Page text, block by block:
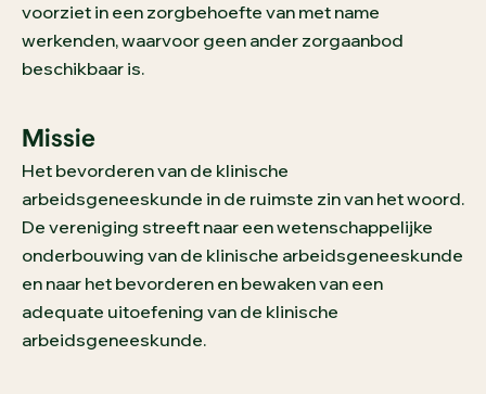
voorziet in een zorgbehoefte van met name
werkenden, waarvoor geen ander zorgaanbod
beschikbaar is.
Missie
Het bevorderen van de klinische
arbeidsgeneeskunde in de ruimste zin van het woord.
De vereniging streeft naar een wetenschappelijke
onderbouwing van de klinische arbeidsgeneeskunde
en naar het bevorderen en bewaken van een
adequate uitoefening van de klinische
arbeidsgeneeskunde.